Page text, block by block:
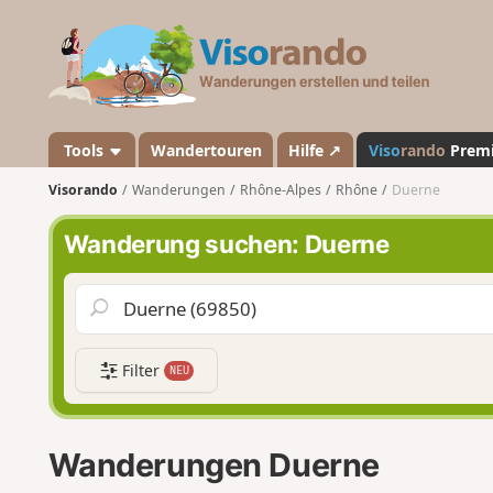
a
n
d
o
Tools Wandertouren Hilfe ↗ Visorando
Visorando Wanderungen Rhône-Alpes Rhône Duerne
Wanderung suchen: Duerne
Filter NEU
Wanderungen Duerne